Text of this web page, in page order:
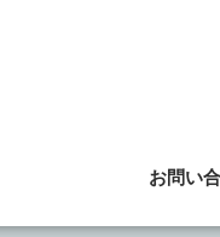
お問い